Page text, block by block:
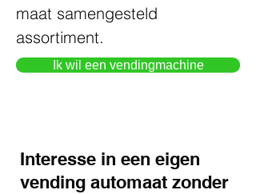
maat samengesteld
assortiment.
Ik wil een vendingmachine
Interesse in een eigen
vending automaat zonder